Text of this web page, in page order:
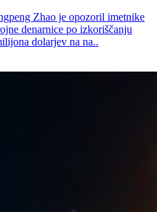
Zhao je opozoril imetnike
denarnice po izkoriščanju
dolarjev na na..